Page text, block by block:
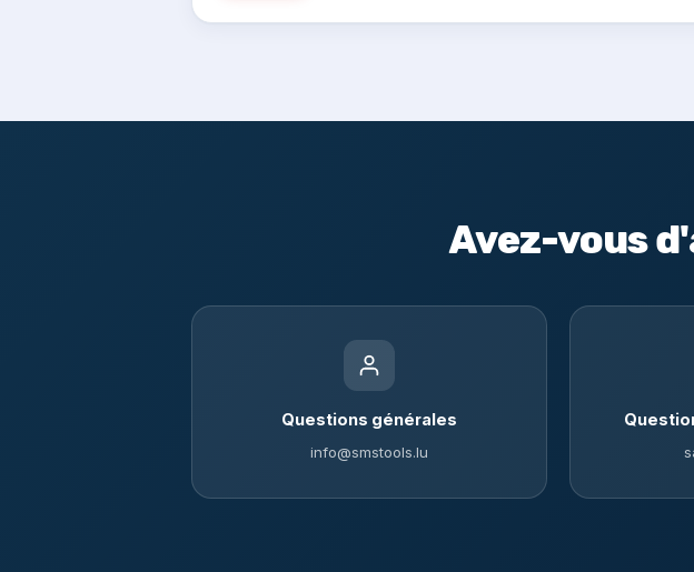
Avez-vous
Questions générales
info@smstools.lu